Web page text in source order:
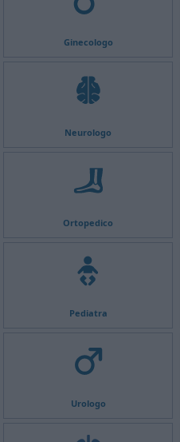
Ginecologo
Neurologo
Ortopedico
Pediatra
Urologo